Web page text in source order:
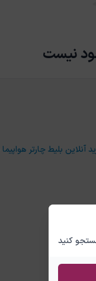
کنید
نیست
آنلاین بلیط چارتر هواپیما